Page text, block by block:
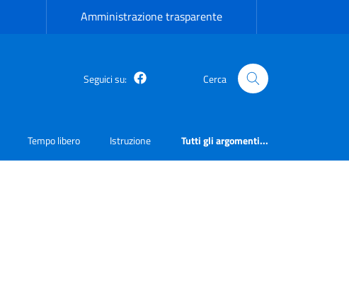
Amministrazione trasparente
Seguici su: Facebook Cerca
Tempo libero Istruzione Tutti gli argomenti...